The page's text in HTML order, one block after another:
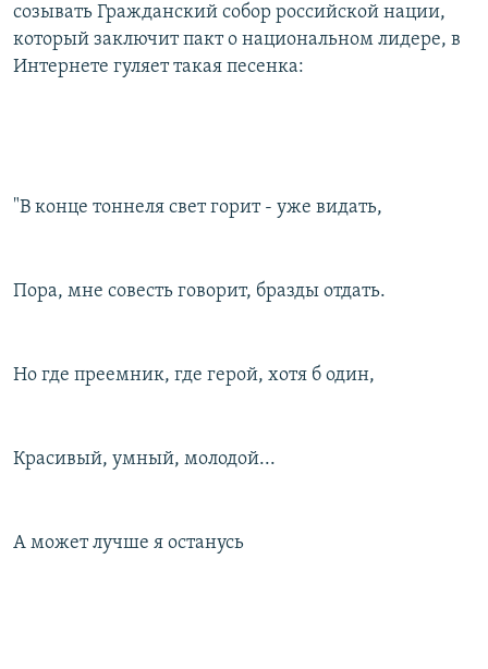
созывать Гражданский собор российской нации,
который заключит пакт о национальном лидере, в
Интернете гуляет такая песенка:
"В конце тоннеля свет горит - уже видать,
Пора, мне совесть говорит, бразды отдать.
Но где преемник, где герой, хотя б один,
Красивый, умный, молодой...
А может лучше я останусь